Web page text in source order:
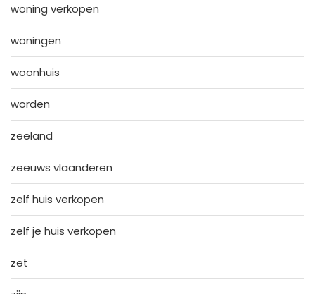
woning verkopen
woningen
woonhuis
worden
zeeland
zeeuws vlaanderen
zelf huis verkopen
zelf je huis verkopen
zet